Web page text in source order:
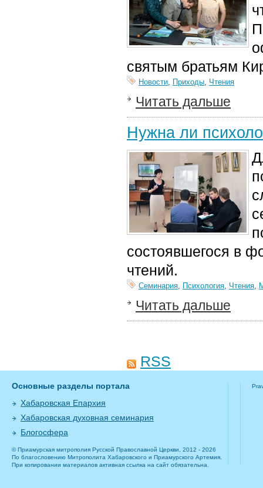
святым братьям
Новости, Приходы, Чтения
Читать дальше
Нужна ли
состоявшегося в
чтений.
Семинария, Психология, Чтения,
Читать дальше
RSS
Основные разделы портала
Хабаровская Епархия
Хабаровская духовная семинария
Блогосфера
© Приамурская митрополия Русской Православной Церкви, 2012 - 2026
По благословению Митрополита Хабаровского и Приамурского Артемия.
При копировании материалов активная ссылка на сайт обязательна.